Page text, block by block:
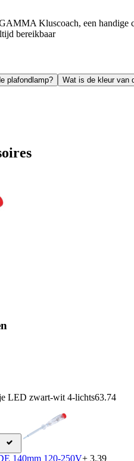
Kluscoach, een handige
bereikbaar
plafondlamp? Wat is de kleur van
LED zwart-wit 4-lichts63.74
140mm 120-250V+ 3.39